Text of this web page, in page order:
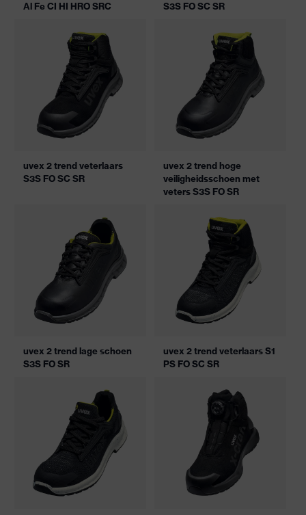
Al Fe CI HI HRO SRC
S3S FO SC SR
uvex 2 trend veterlaars
S3S FO SC SR
uvex 2 trend hoge
veiligheidsschoen met
veters S3S FO SR
uvex 2 trend lage schoen
S3S FO SR
uvex 2 trend veterlaars S1
PS FO SC SR